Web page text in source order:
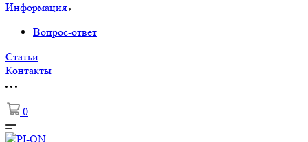
Информация
Вопрос-ответ
Статьи
Контакты
0